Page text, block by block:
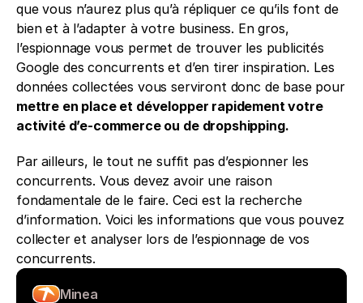
que vous n’aurez plus qu’à répliquer ce qu’ils font de
bien et à l’adapter à votre business. En gros,
l’espionnage vous permet de trouver les publicités
Google des concurrents et d’en tirer inspiration. Les
données collectées vous serviront donc de base pour
mettre en place et développer rapidement votre
activité d’e-commerce ou de dropshipping.
Par ailleurs, le tout ne suffit pas d’espionner les
concurrents. Vous devez avoir une raison
fondamentale de le faire. Ceci est la recherche
d’information. Voici les informations que vous pouvez
collecter et analyser lors de l’espionnage de vos
concurrents.
Minea